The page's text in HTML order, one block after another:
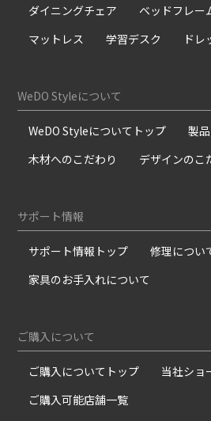
ダイニングチェア
ベッドフレー
マットレス
学習デスク ドレ
WeDO Styleについて
WeDO Styleについてトップ
製
木材へのこだわり
デザインのこ
サポート情報
サポート情報トップ 修理につい
家具のお手入れについて
ご購入について
ご購入についてトップ
当社ショ
ご購入可能店舗一覧